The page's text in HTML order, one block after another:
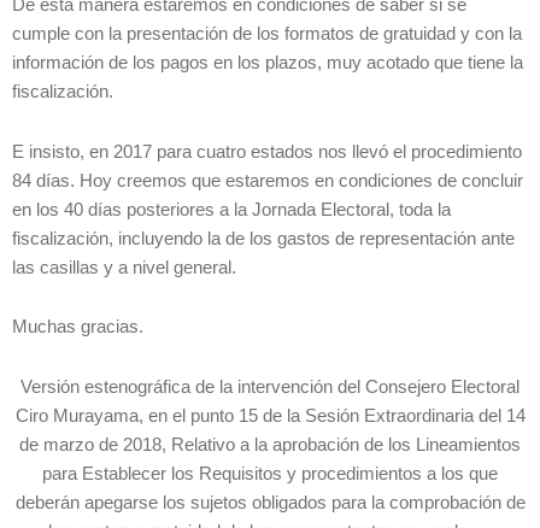
De esta manera estaremos en condiciones de saber si se
cumple con la presentación de los formatos de gratuidad y con la
información de los pagos en los plazos, muy acotado que tiene la
fiscalización.
E insisto, en 2017 para cuatro estados nos llevó el procedimiento
84 días. Hoy creemos que estaremos en condiciones de concluir
en los 40 días posteriores a la Jornada Electoral, toda la
fiscalización, incluyendo la de los gastos de representación ante
las casillas y a nivel general.
Muchas gracias.
Versión estenográfica de la intervención del Consejero Electoral
Ciro Murayama, en el punto 15 de la Sesión Extraordinaria del 14
de marzo de 2018, Relativo a la aprobación de los Lineamientos
para Establecer los Requisitos y procedimientos a los que
deberán apegarse los sujetos obligados para la comprobación de